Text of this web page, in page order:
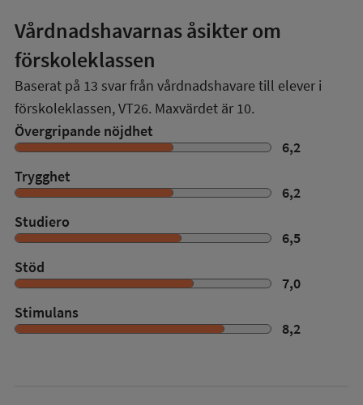
Vårdnadshavarnas åsikter om
förskoleklassen
Baserat på 13 svar från vårdnadshavare till elever i
förskoleklassen,VT26. Maxvärdet är 10.
Övergripande nöjdhet
6,2
Trygghet
6,2
Studiero
6,5
Stöd
7,0
Stimulans
8,2